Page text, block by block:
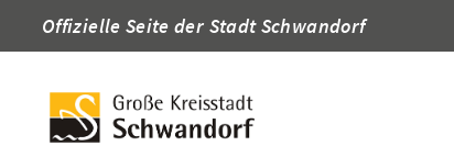
Offizielle Seite der Stadt Schwandorf